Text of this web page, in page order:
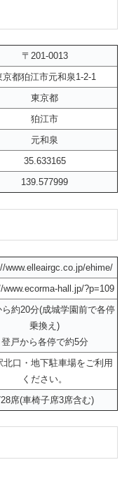
〒201-0013
京都狛江市元和泉1-2-1
東京都
狛江市
元和泉
35.633165
139.577999
www.elleairgc.co.jp/ehime/
www.ecorma-hall.jp/?p=109
ら約20分(成城学園前で各停
乗換え)
登戸から各停で約5分
北口・地下駐車場をご利用
ください。
席(車椅子席3席含む)